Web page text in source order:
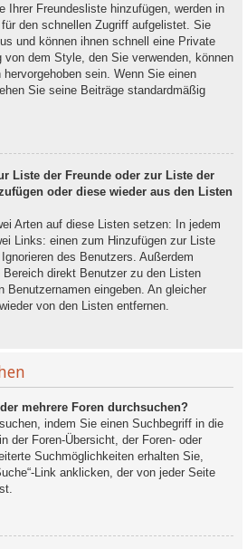
Ihrer Freundesliste hinzufügen, werden in
den schnellen Zugriff aufgelistet. Sie
und können ihnen schnell eine Private
von dem Style, den Sie verwenden, können
sein. Wenn Sie einen
Sie seine Beiträge standardmäßig
Liste der Freunde oder zur Liste der
oder diese wieder aus den Listen
Arten auf diese Listen setzen: In jedem
Links: einen zum Hinzufügen zur Liste
des Benutzers. Außerdem
direkt Benutzer zu den Listen
Benutzernamen eingeben. An gleicher
von den Listen entfernen.
mehrere Foren durchsuchen?
indem Sie einen Suchbegriff in die
der Foren-Übersicht, der Foren- oder
Suchmöglichkeiten erhalten Sie,
Link anklicken, der von jeder Seite